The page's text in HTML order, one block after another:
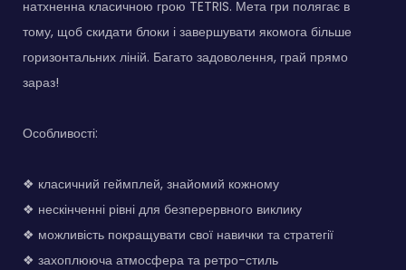
натхненна класичною грою TETRIS. Мета гри полягає в
тому, щоб скидати блоки і завершувати якомога більше
горизонтальних ліній. Багато задоволення, грай прямо
зараз!
Особливості:
❖ класичний геймплей, знайомий кожному
❖ нескінченні рівні для безперервного виклику
❖ можливість покращувати свої навички та стратегії
❖ захоплююча атмосфера та ретро-стиль